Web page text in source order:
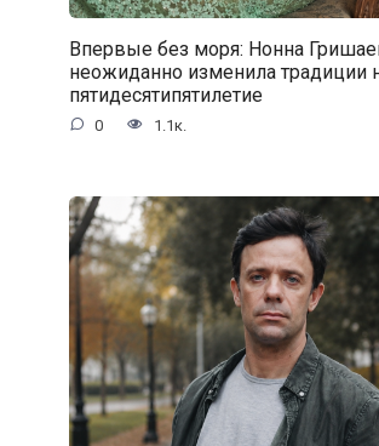
Впервые без моря: Нонна
неожиданно изменила традиции
пятидесятипятилетие
0 1.1к.